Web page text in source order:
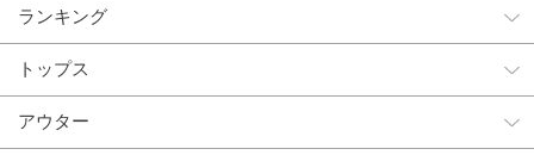
ランキング
トップス
アウター